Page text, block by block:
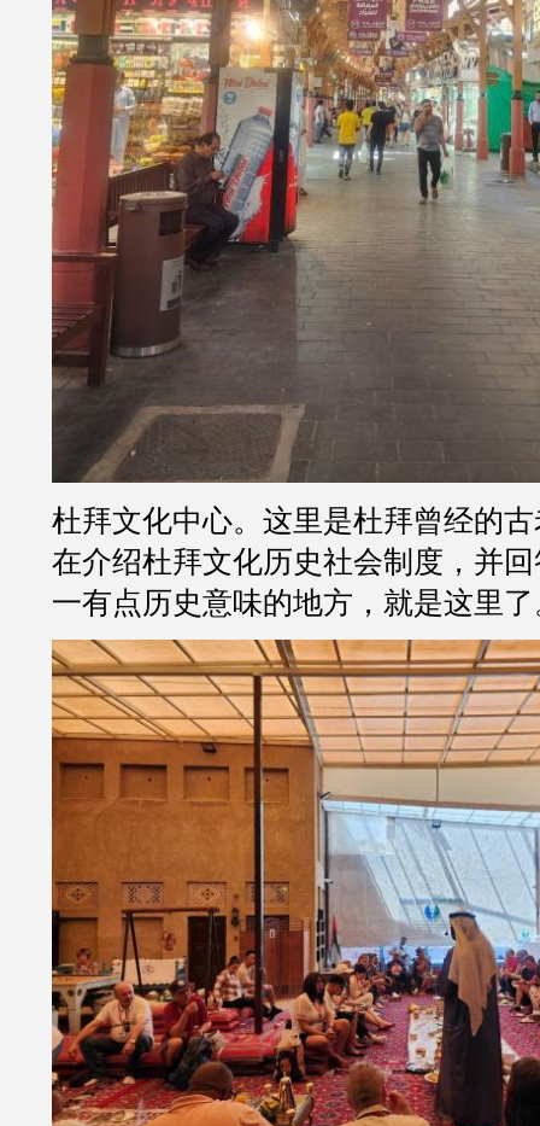
杜拜文化中心。这里是杜拜曾经的
在介绍杜拜文化历史社会制度，并
一有点历史意味的地方，就是这里